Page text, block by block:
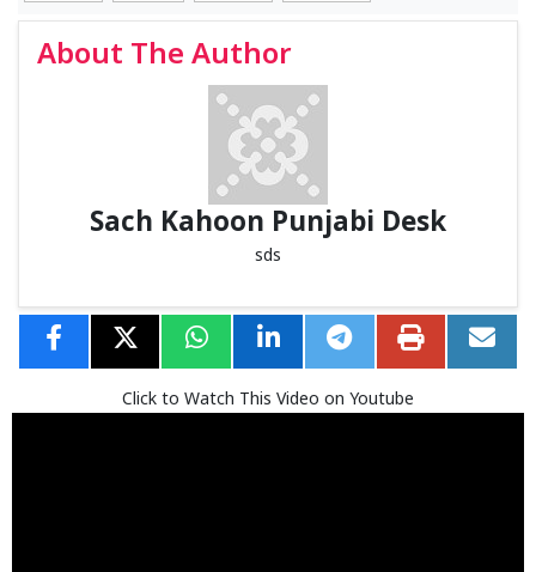
About The Author
Sach Kahoon Punjabi Desk
sds
Click to Watch This Video on Youtube